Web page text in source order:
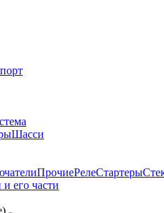
Шасси
ПрочиеРелеСтартеры
его части